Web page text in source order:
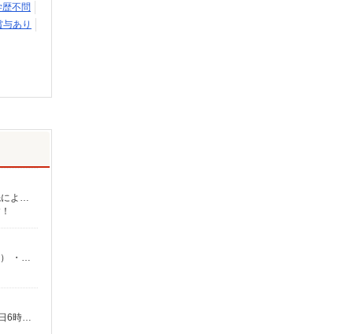
歴不問
あり
介護福祉士：時給1,700円〜2,312円 初任者以上：時給1,500円〜2,162円 無資格の方：時給1,350円〜1,925円 ※給与幅は勤務先による +交通費、諸手当（勤務先による） +0円で介護資格が取れる （別途規定） ★給与日払い制度あり！
時給1,400円〜1,599円 ★土日祝日は時給100円アップ！ ・夜勤手当:1万円/回 ・食事手当:500円/日（1日6時間以上勤務の方対象） ・居住支援特別手当:120円/時給含む ※給与幅は資格・経験等による
時給1,400円〜1,599円 ★土日祝日は時給100円アップ！ ・夜勤手当:1万円/回 ・準夜勤手当:5,000円/回 ・食事手当:500円/日（1日6時間以上勤務の方対象） ・居住支援特別手当:120円/時給含む ※給与幅は資格・経験等による